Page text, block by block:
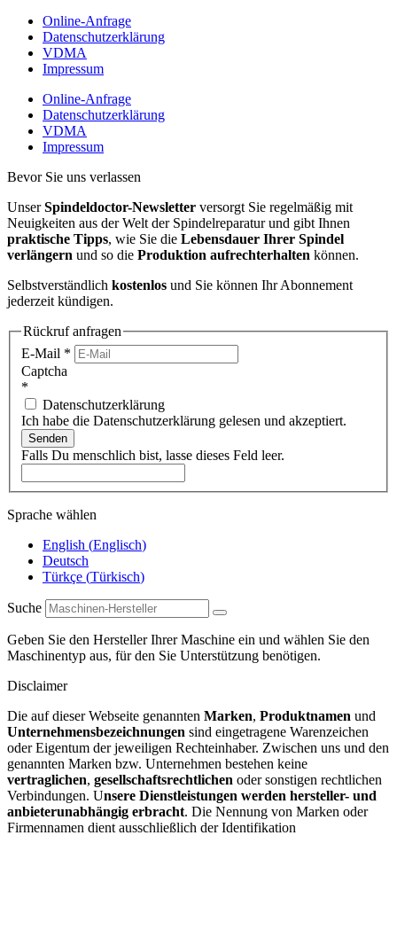
Online-Anfrage
Datenschutzerklärung
VDMA
Impressum
Online-Anfrage
Datenschutzerklärung
VDMA
Impressum
Bevor Sie uns verlassen
UnserSpindeldoctor-Newsletter versorgt Sie regelmäßig mit
Neuigkeiten aus der Welt der Spindelreparatur und gibt Ihnen
praktische Tipps, wie Sie die Lebensdauer Ihrer Spindel
verlängern und so die Produktion aufrechterhalten können.
Selbstverständlich kostenlos und Sie können Ihr Abonnement
jederzeit kündigen.
Rückruf anfragen
E-Mail *
Captcha
*
Datenschutzerklärung
Ich habe die Datenschutzerklärung gelesen und akzeptiert.
Senden
Falls Du menschlich bist, lasse dieses Feld leer.
Sprache wählen
English (Englisch)
Deutsch
Türkçe (Türkisch)
Suche
Geben Sie den Hersteller Ihrer Maschine ein und wählen Sie den
Maschinentyp aus, für den Sie Unterstützung benötigen.
Disclaimer
Die auf dieser Webseite genannten Marken, Produktnamen und
Unternehmensbezeichnungen sind eingetragene Warenzeichen
oder Eigentum der jeweiligen Rechteinhaber. Zwischen uns und den
genannten Marken bzw. Unternehmen bestehen keine
vertraglichen, gesellschaftsrechtlichen oder sonstigen rechtlichen
Verbindungen. Unsere Dienstleistungen werden hersteller- und
anbieterunabhängig erbracht. Die Nennung von Marken oder
Firmennamen dient ausschließlich der Identifikation